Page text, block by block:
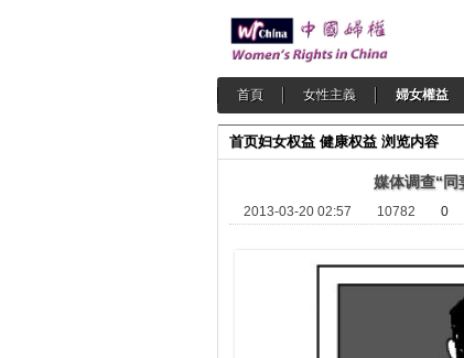
首頁 女性主義 婦女權益
首页妇女权益 健康权益 浏览内容
媒体调查“同
2013-03-20 02:57 10782 0